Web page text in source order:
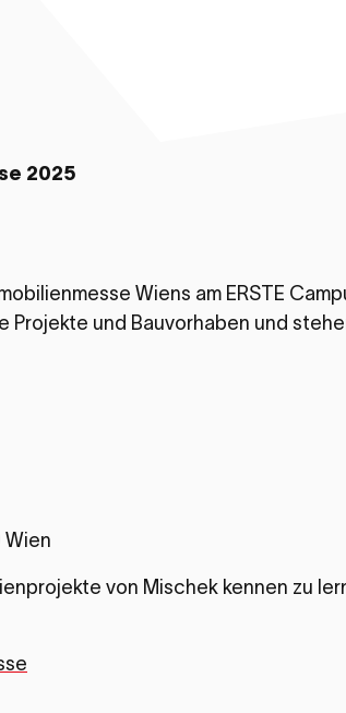
2025
Wiens am ERSTE
Projekte und Bauvorhaben und
Wien
von Mischek kennen zu